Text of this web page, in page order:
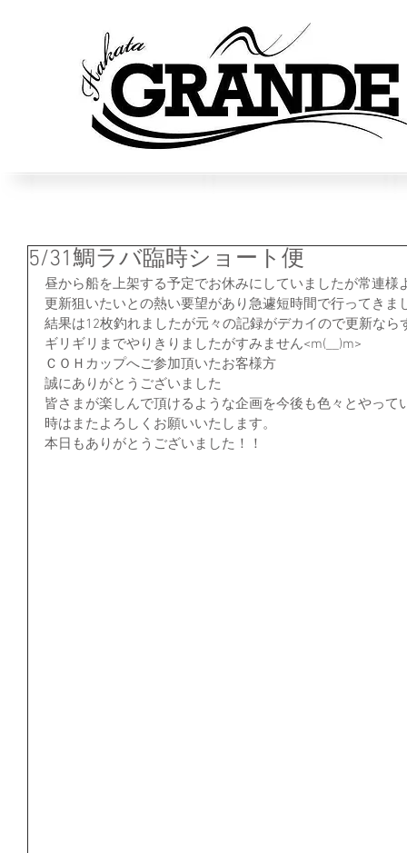
5/31鯛ラバ臨時ショート便
昼から船を上架する予定でお休みにしていましたが常連様
更新狙いたいとの熱い要望があり急遽短時間で行ってきま
結果は12枚釣れましたが元々の記録がデカイので更新なら
ギリギリまでやりきりましたがすみません<m(__)m>
ＣＯＨカップへご参加頂いたお客様方
誠にありがとうございました
皆さまが楽しんで頂けるような企画を今後も色々とやって
時はまたよろしくお願いいたします。
本日もありがとうございました！！